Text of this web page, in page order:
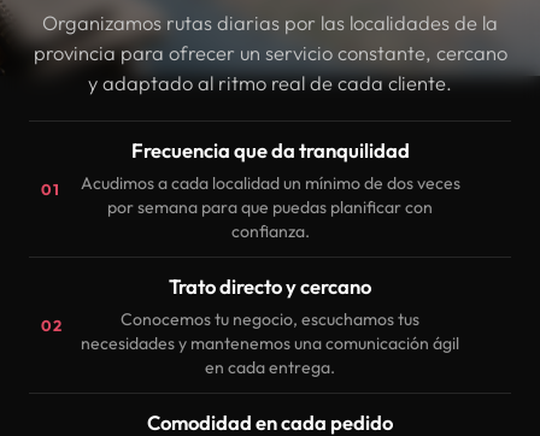
Organizamos rutas diarias por las localidades de la
provincia para ofrecer un servicio constante, cercano
y adaptado al ritmo real de cada cliente.
01
Frecuencia que da tranquilidad
Acudimos a cada localidad un mínimo de dos veces
por semana para que puedas planificar con
confianza.
02
Trato directo y cercano
Conocemos tu negocio, escuchamos tus
necesidades y mantenemos una comunicación ágil
en cada entrega.
Comodidad en cada pedido